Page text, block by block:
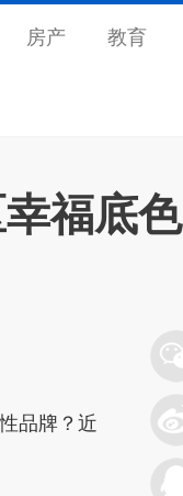
房产 教育
福底色
品牌？近